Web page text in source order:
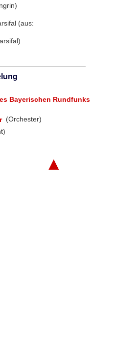
(aus:
Bayerischen Rundfunks
(Orchester)
▲